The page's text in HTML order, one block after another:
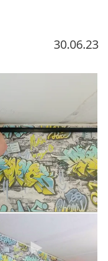
30.06.23